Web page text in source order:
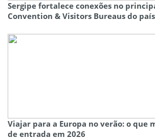
Sergipe fortalece conexões no
Convention & Visitors Bureaus do país
Viajar para a Europa no verão: o que
de entrada em 2026